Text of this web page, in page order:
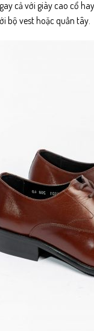
cả với giày cao cổ
bộ vest hoặc quần tây.